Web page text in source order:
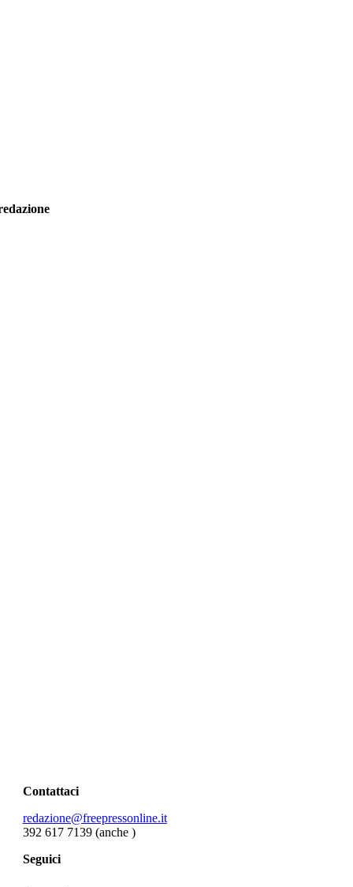
Contattaci
redazione@freepressonline.it
392 617 7139 (anche )
Seguici